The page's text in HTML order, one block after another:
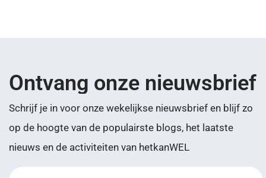
Ontvang onze nieuwsbrief
Schrijf je in voor onze wekelijkse nieuwsbrief en blijf zo
op de hoogte van de populairste blogs, het laatste
nieuws en de activiteiten van hetkanWEL